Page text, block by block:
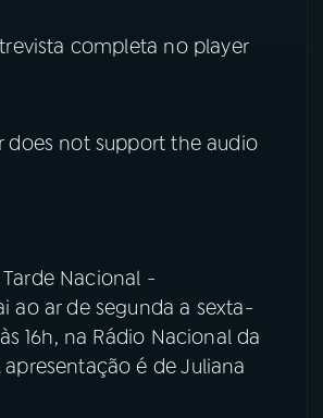
completa no player
does not support the audio
Nacional -
ao ar de segunda a sexta-
16h, na Rádio Nacional da
é de Juliana